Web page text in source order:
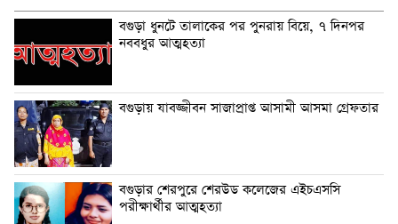
বগুড়া ধুনটে তালাকের পর পুনরায় বিয়ে, ৭ দিনপর
নববধুর আত্মহত্যা
বগুড়ায় যাবজ্জীবন সাজাপ্রাপ্ত আসামী আসমা গ্রেফতার
বগুড়ার শেরপুরে শেরউড কলেজের এইচএসসি
পরীক্ষার্থীর আত্মহত্যা